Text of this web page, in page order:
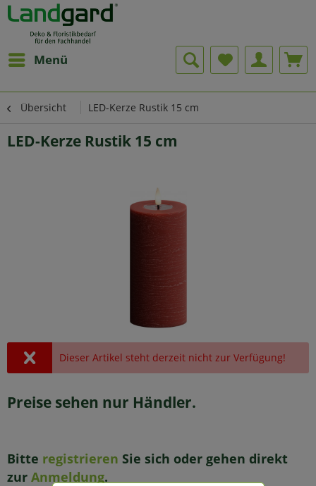
Menü
Übersicht LED-Kerze Rustik 15 cm
LED-Kerze Rustik 15 cm
Dieser Artikel steht derzeit nicht zur Verfügung!
Preise sehen nur Händler.
Bitte registrieren Sie sich oder gehen direkt
zur Anmeldung.